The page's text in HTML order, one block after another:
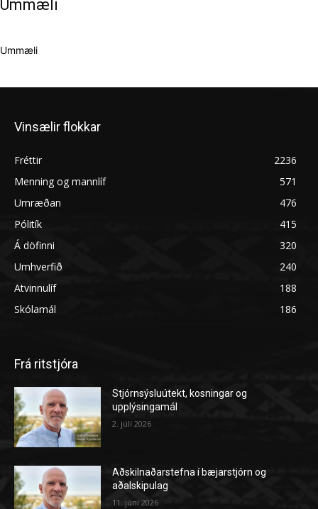
Ummæli
Ummæli
Vinsælir flokkar
Fréttir
2236
Menning og mannlíf
571
Umræðan
476
Pólitík
415
Á döfinni
320
Umhverfið
240
Atvinnulíf
188
Skólamál
186
Frá ritstjóra
Stjórnsýsluútekt, kosningar og
upplýsingamál
2. júlí 2026
Aðskilnaðarstefna í bæjarstjórn og
aðalskipulag
11. júní 2026